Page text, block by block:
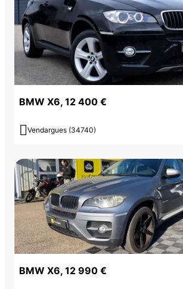
BMW X6, 12 400 €
 Vendargues (34740)
BMW X6, 12 990 €